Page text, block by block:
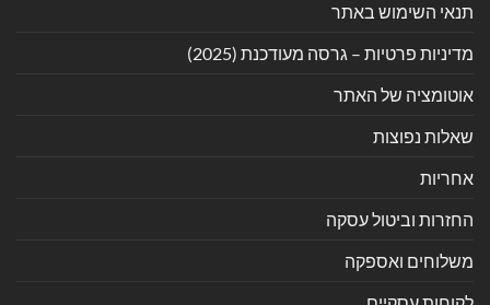
תנאי השימוש באתר
מדיניות פרטיות – גרסה מעודכנת (2025)
אוטומציה של האתר
שאלות נפוצות
אחריות
החזרות וביטול עסקה
משלוחים ואספקה